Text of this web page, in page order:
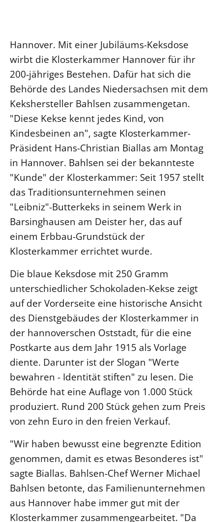
Hannover. Mit einer Jubiläums-Keksdose
wirbt die Klosterkammer Hannover für ihr
200-jähriges Bestehen. Dafür hat sich die
Behörde des Landes Niedersachsen mit dem
Kekshersteller Bahlsen zusammengetan.
"Diese Kekse kennt jedes Kind, von
Kindesbeinen an", sagte Klosterkammer-
Präsident Hans-Christian Biallas am Montag
in Hannover. Bahlsen sei der bekannteste
"Kunde" der Klosterkammer: Seit 1957 stellt
das Traditionsunternehmen seinen
"Leibniz"-Butterkeks in seinem Werk in
Barsinghausen am Deister her, das auf
einem Erbbau-Grundstück der
Klosterkammer errichtet wurde.
Die blaue Keksdose mit 250 Gramm
unterschiedlicher Schokoladen-Kekse zeigt
auf der Vorderseite eine historische Ansicht
des Dienstgebäudes der Klosterkammer in
der hannoverschen Oststadt, für die eine
Postkarte aus dem Jahr 1915 als Vorlage
diente. Darunter ist der Slogan "Werte
bewahren - Identität stiften" zu lesen. Die
Behörde hat eine Auflage von 1.000 Stück
produziert. Rund 200 Stück gehen zum Preis
von zehn Euro in den freien Verkauf.
"Wir haben bewusst eine begrenzte Edition
genommen, damit es etwas Besonderes ist"
sagte Biallas. Bahlsen-Chef Werner Michael
Bahlsen betonte, das Familienunternehmen
aus Hannover habe immer gut mit der
Klosterkammer zusammengearbeitet. "Da
LANDESKIRCHENAMT
Willkommen
Kollegium
Abteilungen des Landeskirchenamts
Rechnungsprüfungsamt
Fachstelle Sexualisierte Gewalt
Beschwerdestellen
Kirchenämter
Gleichstellung
Datenschutz
Geschäftsstelle Landessynode
LANDESSYNODE
27. Landessynode
Kontakt
Hintergrund
Ehrenamt
Beruf
Freie Stellen
BIBLIOTHEK & ARCHIV
SERVICE
Älterwerden im Pfarrberuf
Beteiligungsverfahren
Beschwerdestellen
Ephoralbüro
Finanzplanung
Fundraising
IT-Service
Glaubensbekenntnis
Positionen
Ökumene
Religionen
KLIMASCHUTZ
Nachhaltigkeit
Erneuerbare Energien
Mobilität
Naturschutz
Gebäude
Kontakt
Barrierefreiheit
Presse
Freie Stellen
Service für Gemeinden
Suche